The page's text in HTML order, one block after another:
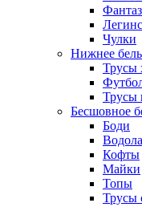
Чулки
Нижнее
Трусы
Трусы
Бесшовное
Боди
Кофты
Майки
Топы
Трусы